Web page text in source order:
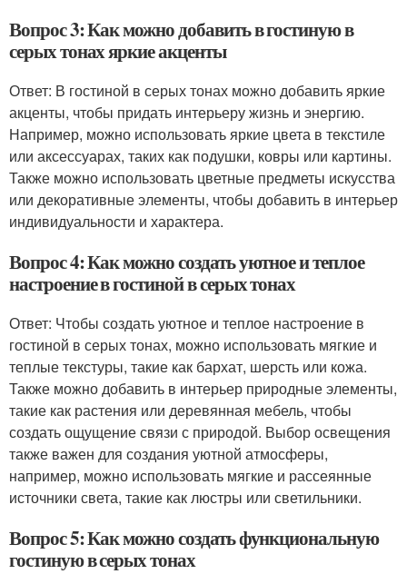
Вопрос 3: Как можно добавить в гостиную в
серых тонах яркие акценты
Ответ: В гостиной в серых тонах можно добавить яркие
акценты, чтобы придать интерьеру жизнь и энергию.
Например, можно использовать яркие цвета в текстиле
или аксессуарах, таких как подушки, ковры или картины.
Также можно использовать цветные предметы искусства
или декоративные элементы, чтобы добавить в интерьер
индивидуальности и характера.
Вопрос 4: Как можно создать уютное и теплое
настроение в гостиной в серых тонах
Ответ: Чтобы создать уютное и теплое настроение в
гостиной в серых тонах, можно использовать мягкие и
теплые текстуры, такие как бархат, шерсть или кожа.
Также можно добавить в интерьер природные элементы,
такие как растения или деревянная мебель, чтобы
создать ощущение связи с природой. Выбор освещения
также важен для создания уютной атмосферы,
например, можно использовать мягкие и рассеянные
источники света, такие как люстры или светильники.
Вопрос 5: Как можно создать функциональную
гостиную в серых тонах